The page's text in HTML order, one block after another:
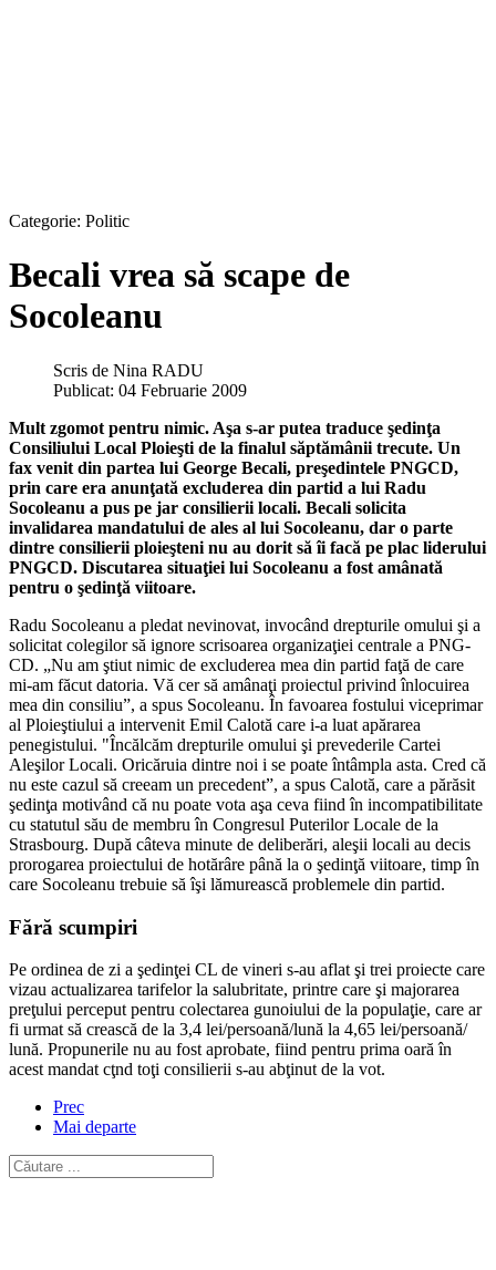
Categorie: Politic
Becali vrea să scape de
Socoleanu
Scris de Nina RADU
Publicat: 04 Februarie 2009
Mult zgomot pentru nimic. Aşa s-ar putea traduce şedinţa
Consiliului Local Ploieşti de la finalul săptămânii trecute. Un
fax venit din partea lui George Becali, preşedintele PNGCD,
prin care era anunţată excluderea din partid a lui Radu
Socoleanu a pus pe jar consilierii locali. Becali solicita
invalidarea mandatului de ales al lui Socoleanu, dar o parte
dintre consilierii ploieşteni nu au dorit să îi facă pe plac liderului
PNGCD. Discutarea situaţiei lui Socoleanu a fost amânată
pentru o şedinţă viitoare.
Radu Socoleanu a pledat nevinovat, invocând drepturile omului şi a
solicitat colegilor să ignore scrisoarea organizaţiei centrale a PNG-
CD. „Nu am ştiut nimic de excluderea mea din partid faţă de care
mi-am făcut datoria. Vă cer să amânaţi proiectul privind înlocuirea
mea din consiliu”, a spus Socoleanu. În favoarea fostului viceprimar
al Ploieştiului a intervenit Emil Calotă care i-a luat apărarea
penegistului. "Încălcăm drepturile omului şi prevederile Cartei
Aleşilor Locali. Oricăruia dintre noi i se poate întâmpla asta. Cred că
nu este cazul să creeam un precedent”, a spus Calotă, care a părăsit
şedinţa motivând că nu poate vota aşa ceva fiind în incompatibilitate
cu statutul său de membru în Congresul Puterilor Locale de la
Strasbourg. După câteva minute de deliberări, aleşii locali au decis
prorogarea proiectului de hotărâre până la o şedinţă viitoare, timp în
care Socoleanu trebuie să îşi lămurească problemele din partid.
Fără scumpiri
Pe ordinea de zi a şedinţei CL de vineri s-au aflat şi trei proiecte care
vizau actualizarea tarifelor la salubritate, printre care şi majorarea
preţului perceput pentru colectarea gunoiului de la populaţie, care ar
fi urmat să crească de la 3,4 lei/persoană/lună la 4,65 lei/persoană/
lună. Propunerile nu au fost aprobate, fiind pentru prima oară în
acest mandat cţnd toţi consilierii s-au abţinut de la vot.
Prec
Mai departe